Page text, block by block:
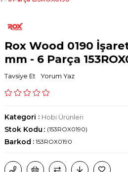
Rox Wood 0190
mm - 6 Parça
Tavsiye Et Yorum Yaz
Kategori : Hobi Ürünleri
(153ROX0190)
Stok Kodu
Barkod : 153ROX0190